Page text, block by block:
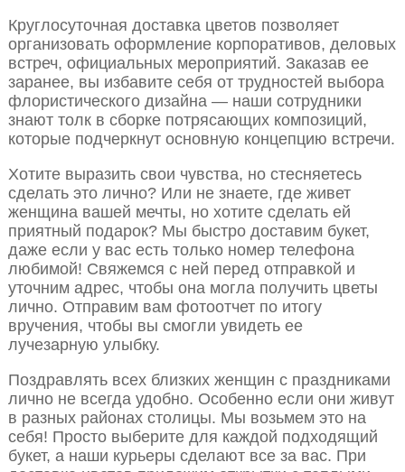
Круглосуточная доставка цветов позволяет
организовать оформление корпоративов, деловых
встреч, официальных мероприятий. Заказав ее
заранее, вы избавите себя от трудностей выбора
флористического дизайна — наши сотрудники
знают толк в сборке потрясающих композиций,
которые подчеркнут основную концепцию встречи.
Хотите выразить свои чувства, но стесняетесь
сделать это лично? Или не знаете, где живет
женщина вашей мечты, но хотите сделать ей
приятный подарок? Мы быстро доставим букет,
даже если у вас есть только номер телефона
любимой! Свяжемся с ней перед отправкой и
уточним адрес, чтобы она могла получить цветы
лично. Отправим вам фотоотчет по итогу
вручения, чтобы вы смогли увидеть ее
лучезарную улыбку.
Поздравлять всех близких женщин с праздниками
лично не всегда удобно. Особенно если они живут
в разных районах столицы. Мы возьмем это на
себя! Просто выберите для каждой подходящий
букет, а наши курьеры сделают все за вас. При